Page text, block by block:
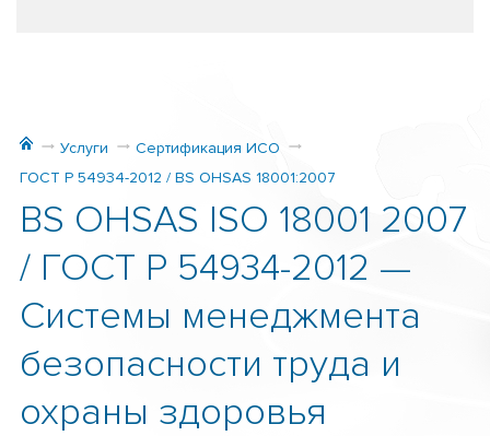
Услуги
Сертификация ИСО
ГОСТ Р 54934-2012 / BS OHSAS 18001:2007
BS OHSAS ISO 18001 2007
/ ГОСТ Р 54934-2012 —
Системы менеджмента
безопасности труда и
охраны здоровья